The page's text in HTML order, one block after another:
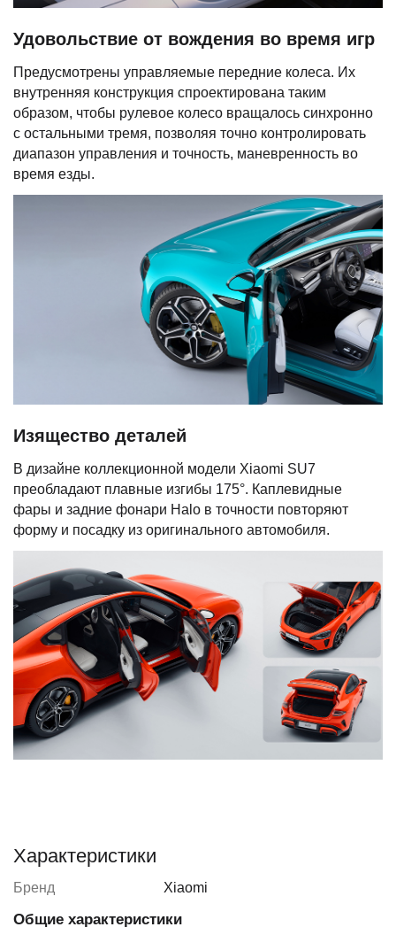
Удовольствие от вождения во время игр
Предусмотрены управляемые передние колеса. Их
внутренняя конструкция спроектирована таким
образом, чтобы рулевое колесо вращалось синхронно
с остальными тремя, позволяя точно контролировать
диапазон управления и точность, маневренность во
время езды.
Изящество деталей
В дизайне коллекционной модели Xiaomi SU7
преобладают плавные изгибы 175°. Каплевидные
фары и задние фонари Halo в точности повторяют
форму и посадку из оригинального автомобиля.
Характеристики
Бренд Xiaomi
Общие характеристики